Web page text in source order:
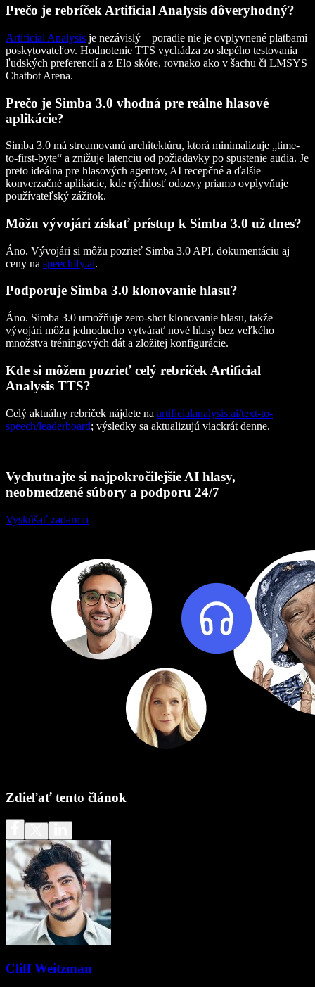
Prečo je rebríček Artificial Analysis dôveryhodný?
Artificial Analysis je nezávislý – poradie nie je ovplyvnené platbami
poskytovateľov. Hodnotenie TTS vychádza zo slepého testovania
ľudských preferencií a z Elo skóre, rovnako ako v šachu či LMSYS
Chatbot Arena.
Prečo je Simba 3.0 vhodná pre reálne hlasové
aplikácie?
Simba 3.0 má streamovanú architektúru, ktorá minimalizuje „time-
to-first-byte“ a znižuje latenciu od požiadavky po spustenie audia. Je
preto ideálna pre hlasových agentov, AI recepčné a ďalšie
konverzačné aplikácie, kde rýchlosť odozvy priamo ovplyvňuje
používateľský zážitok.
Môžu vývojári získať prístup k Simba 3.0 už dnes?
Áno. Vývojári si môžu pozrieť Simba 3.0 API, dokumentáciu aj
ceny na speechify.ai.
Podporuje Simba 3.0 klonovanie hlasu?
Áno. Simba 3.0 umožňuje zero-shot klonovanie hlasu, takže
vývojári môžu jednoducho vytvárať nové hlasy bez veľkého
množstva tréningových dát a zložitej konfigurácie.
Kde si môžem pozrieť celý rebríček Artificial
Analysis TTS?
Celý aktuálny rebríček nájdete na artificialanalysis.ai/text-to-
speech/leaderboard; výsledky sa aktualizujú viackrát denne.
Vychutnajte si najpokročilejšie AI hlasy,
neobmedzené súbory a podporu 24/7
Vyskúšať zadarmo
Zdieľať tento článok
Cliff Weitzman